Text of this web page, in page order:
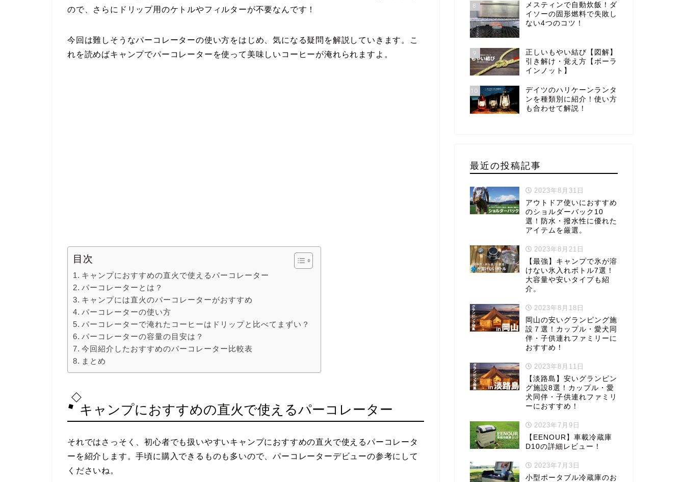
ので、さらにドリップ用のケトルやフィルターが不要なんです！
今回は難しそうなパーコレーターの使い方をはじめ、気になる疑問を解説していきます。こ
れを読めばキャンプでパーコレーターを使って美味しいコーヒーが淹れられますよ。
目次
キャンプにおすすめの直火で使えるパーコレーター
パーコレーターとは？
キャンプには直火のパーコレーターがおすすめ
パーコレーターの使い方
パーコレーターで淹れたコーヒーはドリップと比べてまずい？
パーコレーターの容量の目安は？
今回紹介したおすすめのパーコレーター比較表
まとめ
キャンプにおすすめの直火で使えるパーコレーター
それではさっそく、初心者でも扱いやすいキャンプにおすすめの直火で使えるパーコレータ
ーを紹介します。手頃に購入できるものも多いので、パーコレーターデビューの参考にして
くださいね。
8
メスティンで自動炊飯！ダ
イソーの固形燃料で失敗し
ない4つのコツ！
9
正しいもやい結び【図解】
引き解け・覚え方【ボーラ
インノット】
10
デイツのハリケーンランタ
ンを種類別に紹介！使い方
も合わせて解説！
最近の投稿記事
2023年8月31日
アウトドア使いにおすすめ
のショルダーバック10
選！防水・撥水性に優れた
アイテムを厳選。
2023年8月21日
【最強】キャンプで氷が溶
けない氷入れボトル7選！
大容量や安いタイプも紹
介。
2023年8月18日
岡山の安いグランピング施
設７選！カップル・愛犬同
伴・子供連れファミリーに
おすすめ！
2023年8月11日
【淡路島】安いグランピン
グ施設8選！カップル・愛
犬同伴・子供連れファミリ
ーにおすすめ！
2023年7月9日
【EENOUR】車載冷蔵庫
D10の詳細レビュー！
2023年7月3日
小型ポータブル冷蔵庫のお